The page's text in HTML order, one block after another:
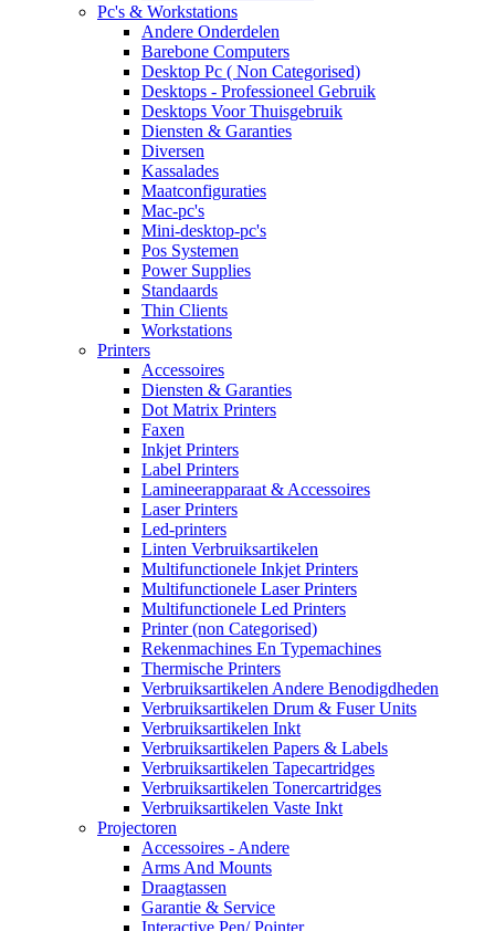
Pc's & Workstations
Andere Onderdelen
Barebone Computers
Desktop Pc ( Non Categorised)
Desktops - Professioneel Gebruik
Desktops Voor Thuisgebruik
Diensten & Garanties
Diversen
Kassalades
Maatconfiguraties
Mac-pc's
Mini-desktop-pc's
Pos Systemen
Power Supplies
Standaards
Thin Clients
Workstations
Printers
Accessoires
Diensten & Garanties
Dot Matrix Printers
Faxen
Inkjet Printers
Label Printers
Lamineerapparaat & Accessoires
Laser Printers
Led-printers
Linten Verbruiksartikelen
Multifunctionele Inkjet Printers
Multifunctionele Laser Printers
Multifunctionele Led Printers
Printer (non Categorised)
Rekenmachines En Typemachines
Thermische Printers
Verbruiksartikelen Andere Benodigdheden
Verbruiksartikelen Drum & Fuser Units
Verbruiksartikelen Inkt
Verbruiksartikelen Papers & Labels
Verbruiksartikelen Tapecartridges
Verbruiksartikelen Tonercartridges
Verbruiksartikelen Vaste Inkt
Projectoren
Accessoires - Andere
Arms And Mounts
Draagtassen
Garantie & Service
Interactive Pen/ Pointer